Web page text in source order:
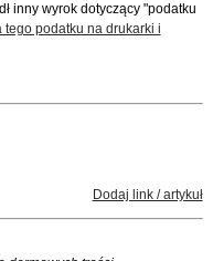
inny wyrok dotyczący "podatku
tego podatku na drukarki i
Dodaj link / artykuł